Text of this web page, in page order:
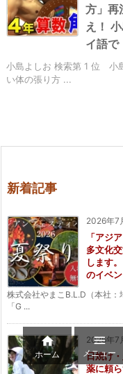
方」再
え！
イ語で
小島よしお 検索第 1 位 小
い体の張り方 ...
新着記事
2026年7
「アジ
多文化
します
のイベ
株式会社やまこB.L.D（本社
「G ...
2026年7
日焼け
薬に頼

ホーム

メニュー